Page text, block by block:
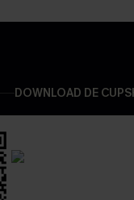
DOWNLOAD DE